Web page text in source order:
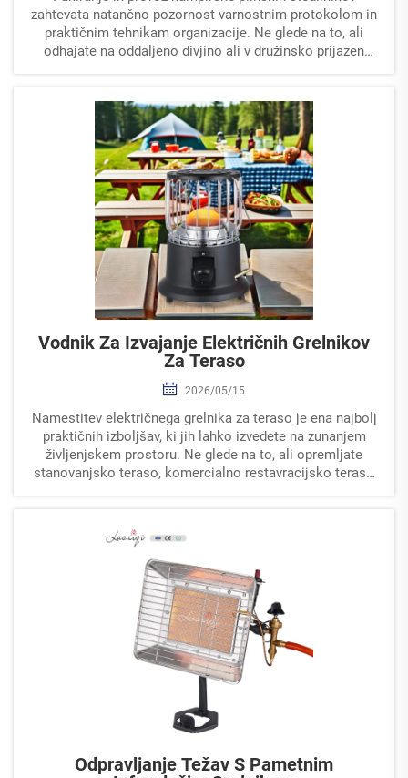
zahtevata natančno pozornost varnostnim protokolom in
praktičnim tehnikam organizacije. Ne glede na to, ali
odhajate na oddaljeno divjino ali v družinsko prijazen
Vodnik Za Izvajanje Električnih Grelnikov
Za Teraso
2026/05/15
Namestitev električnega grelnika za teraso je ena najbolj
praktičnih izboljšav, ki jih lahko izvedete na zunanjem
življenjskem prostoru. Ne glede na to, ali opremljate
stanovanjsko teraso, komercialno restavracijsko teraso
Odpravljanje Težav S Pametnim